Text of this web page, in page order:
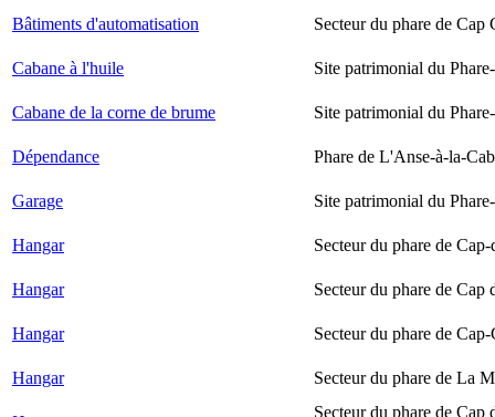
Bâtiments d'automatisation Secteur du phare de Cap
Cabane à l'huile Site patrimonial du
Cabane de la corne de brume Site patrimonial du
Dépendance Phare de L'Anse-à-la-
Garage Site patrimonial du
Hangar Secteur du phare de Cap-
Hangar Secteur du phare de Cap
Hangar Secteur du phare de Cap-
Hangar Secteur du phare de La
Secteur du phare de Cap